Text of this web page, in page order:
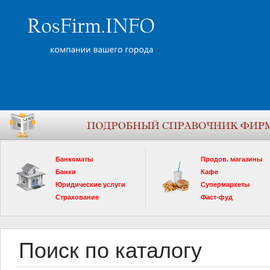
Банкоматы
Банки
Юридические услуги
Страхование
Продов. магазины
Кафе
Супермаркеты
Фаст-фуд
Поиск по каталогу